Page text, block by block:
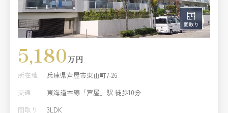
5,180万円
所在地
兵庫県芦屋市東山町7-26
交通
東海道本線「芦屋」駅 徒歩10分
間取り
3LDK